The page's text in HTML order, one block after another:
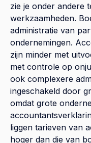
zie je onder andere
werkzaamheden.
administratie van
ondernemingen.
zijn minder met
met controle op
ook complexere
ingeschakeld door
omdat grote
liggen tarieven van
hoger dan die van